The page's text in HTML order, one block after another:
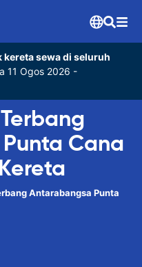
sewa di seluruh
11 Ogos 2026 -
Cana
Antarabangsa Punta